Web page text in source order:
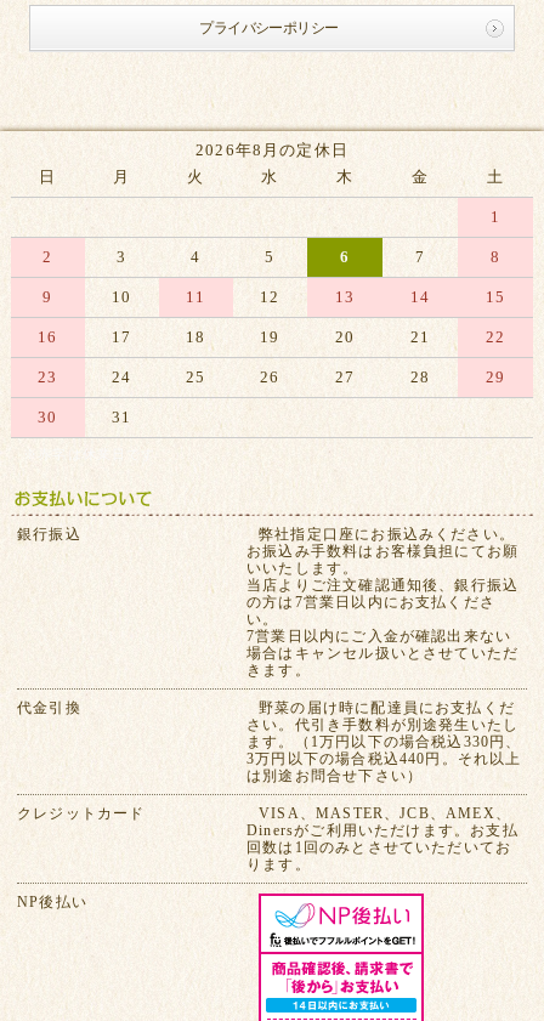
プライバシーポリシー
2026年8月の定休日
日
月 火 水 木 金 土
1
2 3 4 5 6 7 8
9 10 11 12 13 14 15
16 17 18 19 20 21 22
23 24 25 26 27 28 29
30 31
※赤字は休業日です
銀行振込
弊社指定口座にお振込みください。
お振込み手数料はお客様負担にてお願
いいたします。
当店よりご注文確認通知後、銀行振込
の方は7営業日以内にお支払くださ
い。
7営業日以内にご入金が確認出来ない
場合はキャンセル扱いとさせていただ
きます。
代金引換
野菜の届け時に配達員にお支払くだ
さい。代引き手数料が別途発生いたし
ます。（1万円以下の場合税込330円、
3万円以下の場合税込440円。それ以上
は別途お問合せ下さい）
クレジットカード
VISA、MASTER、JCB、AMEX、
Dinersがご利用いただけます。お支払
回数は1回のみとさせていただいてお
ります。
NP後払い